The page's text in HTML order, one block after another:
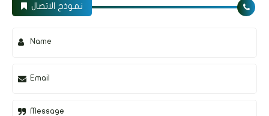
نموذج الاتصال
Name
Email
Message